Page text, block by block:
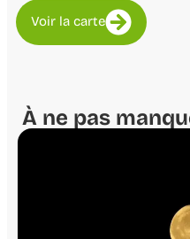
Voir la carte
À ne pas